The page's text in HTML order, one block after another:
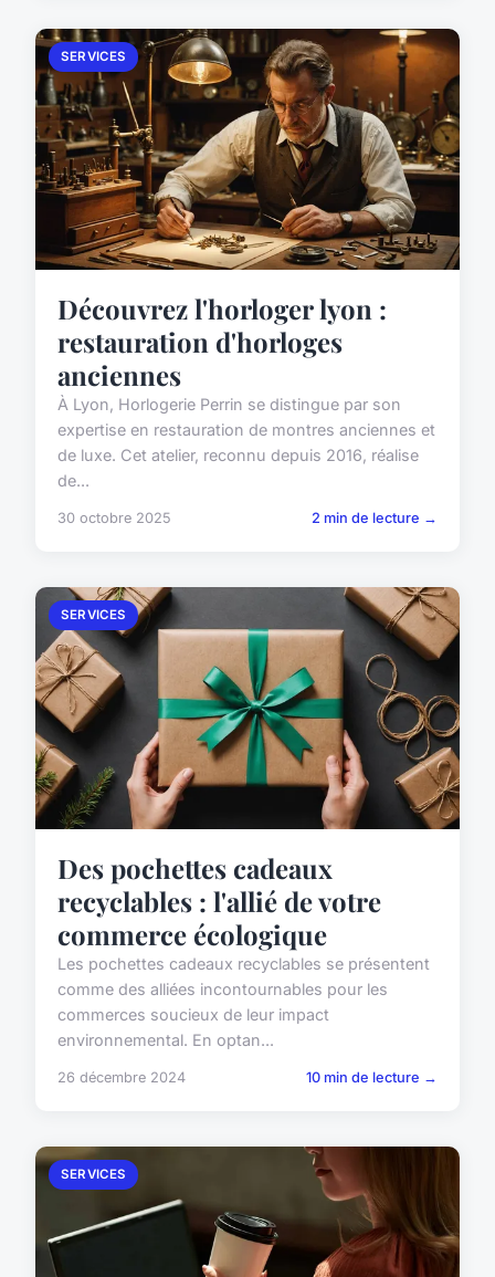
SERVICES
Découvrez l'horloger lyon :
restauration d'horloges
anciennes
À Lyon, Horlogerie Perrin se distingue par son
expertise en restauration de montres anciennes et
de luxe. Cet atelier, reconnu depuis 2016, réalise
de...
30 octobre 2025 2 min de lecture →
SERVICES
Des pochettes cadeaux
recyclables : l'allié de votre
commerce écologique
Les pochettes cadeaux recyclables se présentent
comme des alliées incontournables pour les
commerces soucieux de leur impact
environnemental. En optan...
26 décembre 2024 10 min de lecture →
SERVICES